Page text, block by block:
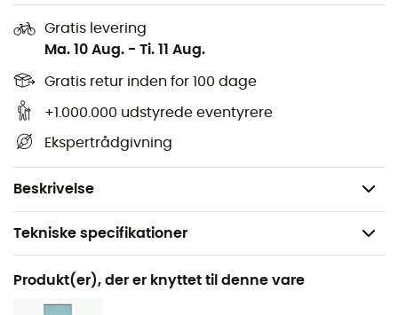
Gratis levering
Ma. 10 Aug. - Ti. 11 Aug.
Gratis retur inden for 100 dage
+1.000.000 udstyrede eventyrere
Ekspertrådgivning
Beskrivelse
mere volumen og varme.
Lynlås med dobbelt retning
Udvendige løkker til tørring eller opbevaring.
Opbevaringspose inkluderet
Komforttemperatur: 9°C
Fyld: Syntetisk
Tekniske specifikationer
Anbefales til
Trekking / Camping
Produkt(er), der er knyttet til denne vare